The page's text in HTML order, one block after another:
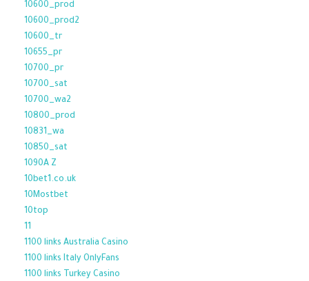
10600_prod
10600_prod2
10600_tr
10655_pr
10700_pr
10700_sat
10700_wa2
10800_prod
10831_wa
10850_sat
1090A Z
10bet1.co.uk
10Mostbet
10top
11
1100 links Australia Casino
1100 links Italy OnlyFans
1100 links Turkey Casino